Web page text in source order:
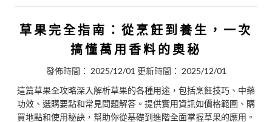
草果完全指南：從烹飪到養生，一次
搞懂萬用香料的奧秘
發佈時間： 2025/12/01 更新時間： 2025/12/01
這篇草果全攻略深入解析草果的各種用途，包括烹飪技巧、中藥
功效、選購要點和常見問題解答。提供實用資訊如價格範圍、購
買地點和使用秘訣，幫助你從基礎到進階全面掌握草果的應用。